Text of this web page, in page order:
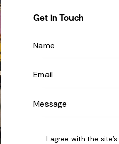
Get in Touch
I agree with the site’s